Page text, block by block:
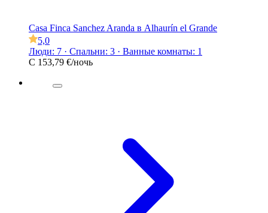
Casa Finca Sanchez Aranda в Alhaurín el Grande
5,0
Люди: 7 · Спальни: 3 · Ванные комнаты: 1
С 153,79 €/ночь